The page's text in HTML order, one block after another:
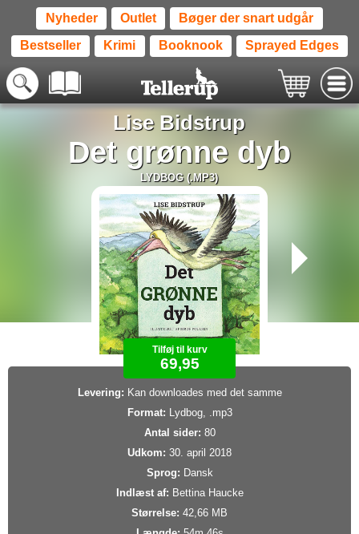
Nyheder Outlet Bøger der snart udgår
Bestseller Krimi Booknook Sprayed Edges
Lise Bidstrup
Det grønne dyb
LYDBOG (.MP3)
Tilføj til kurv
69,95
Levering: Kan downloades med det samme
Format: Lydbog, .mp3
Antal sider: 80
Udkom: 30. april 2018
Sprog: Dansk
Indlæst af: Bettina Haucke
Størrelse: 42,66 MB